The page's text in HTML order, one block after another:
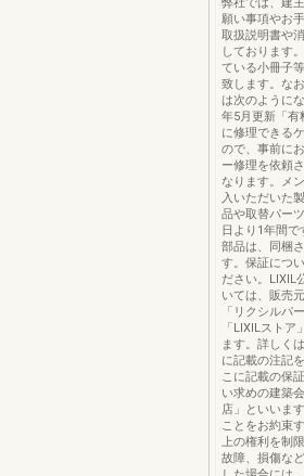
願い事項やお
取扱説明書や
しております
ている小冊子
致します。な
は次のように
年5月更新「有
に修理できる
ので、事前に
ー修理を依頼
なります。メ
入いただいた
品や取替パー
日より1年間
部品は、同梱
す。保証につ
ださい。LIXIL
いては、販売
「リクシルパ
「LIXILスト
ます。詳しく
に記載の注記
こに記載の保
い求めの建築
店」といいま
ことをお約束
上の権利を制
故障、損傷な